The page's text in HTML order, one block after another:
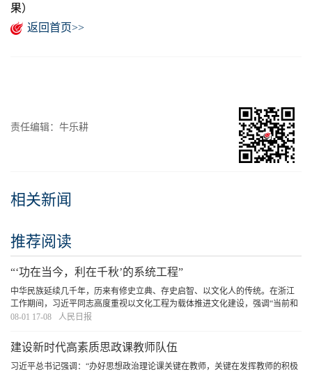
果）
返回首页>>
责任编辑：牛乐耕
相关新闻
推荐阅读
“‘功在当今，利在千秋’的系统工程”
中华民族延续几千年，历来有修史立典、存史启智、以文化人的传统。在浙江
工作期间，习近平同志高度重视以文化工程为载体推进文化建设，强调“当前和
今后一个时期，要重点研究、论证和抓好推进文化大省建设的重大工程建设，
08-01 17-08 人民日报
建设新时代高素质思政课教师队伍
习近平总书记强调：“办好思想政治理论课关键在教师，关键在发挥教师的积极